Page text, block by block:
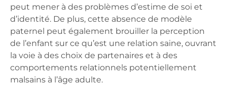
peut mener à des problèmes d’estime de soi et
d’identité. De plus, cette absence de modèle
paternel peut également brouiller la perception
de l’enfant sur ce qu’est une relation saine, ouvrant
la voie à des choix de partenaires et à des
comportements relationnels potentiellement
malsains à l’âge adulte.